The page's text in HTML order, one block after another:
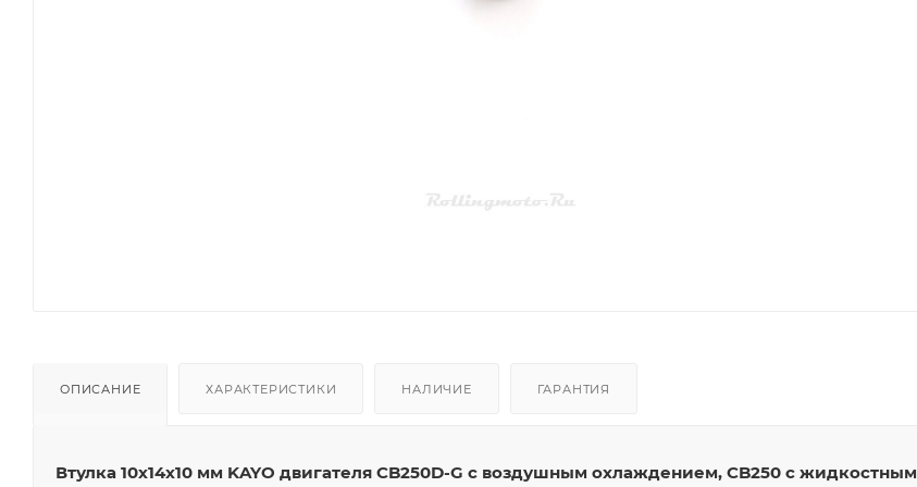
ОПИСАНИЕ ХАРАКТЕРИСТИКИ НАЛИЧИЕ ГАРАНТИЯ
Втулка 10х14х10 мм KAYO двигателя CB250D-G с воздушным охлаждением, CB250 с жидкостным